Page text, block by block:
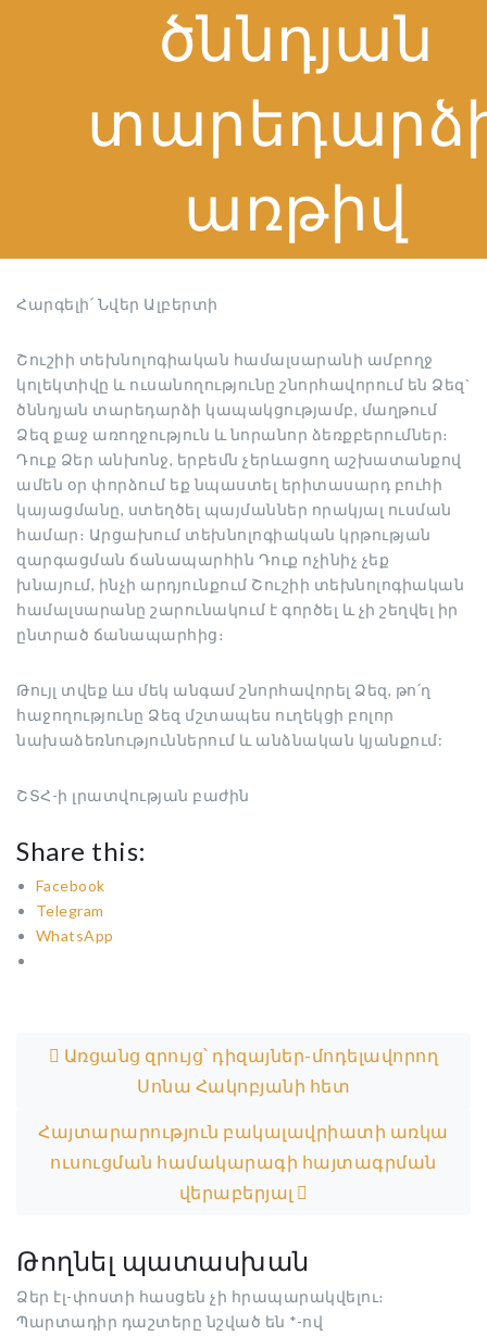
ծննդյան
առթիվ
Հարգելի՛ Նվեր Ալբերտի
Շուշիի տեխնոլոգիական համալսարանի ամբողջ
կոլեկտիվը և ուսանողությունը շնորհավորում են Ձեզ`
ծննդյան տարեդարձի կապակցությամբ, մաղթում
Ձեզ քաջ առողջություն և նորանոր ձեռքբերումներ։
Դուք Ձեր անխոնջ, երբեմն չերևացող աշխատանքով
ամեն օր փորձում եք նպաստել երիտասարդ բուհի
կայացմանը, ստեղծել պայմաններ որակյալ ուսման
համար։ Արցախում տեխնոլոգիական կրթության
զարգացման ճանապարհին Դուք ոչինիչ չեք
խնայում, ինչի արդյունքում Շուշիի տեխնոլոգիական
համալսարանը շարունակում է գործել և չի շեղվել իր
ընտրած ճանապարհից։
Թույլ տվեք ևս մեկ անգամ շնորհավորել Ձեզ, թո՛ղ
հաջողությունը Ձեզ մշտապես ուղեկցի բոլոր
նախաձեռնություններում և անձնական կյանքում:
ՇՏՀ-ի լրատվության բաժին
Share this:
Facebook
Telegram
WhatsApp
Առցանց զրույց՝ դիզայներ-մոդելավորող
Սոնա Հակոբյանի հետ
Հայտարարություն բակալավրիատի առկա
ուսուցման համակարագի հայտագրման
վերաբերյալ
Թողնել պատասխան
Ձեր էլ-փոստի հասցեն չի հրապարակվելու։
Պարտադիր դաշտերը նշված են *-ով